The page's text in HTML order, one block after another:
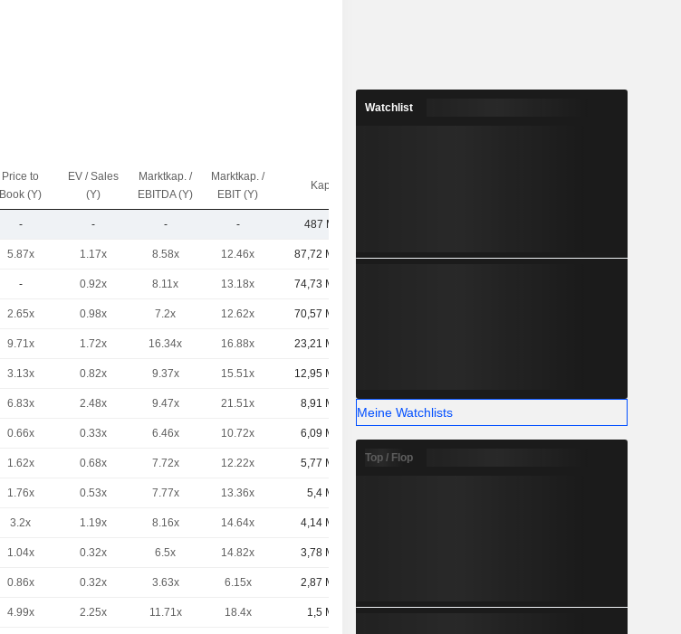
Price to
Book (Y)
EV / Sales
(Y)
Marktkap. /
EBITDA (Y)
Marktkap. /
EBIT (Y)
Kap.($)
- - - - 487 Mio.
5.87x 1.17x 8.58x 12.46x 87,72 Mrd.
- 0.92x 8.11x 13.18x 74,73 Mrd.
2.65x 0.98x 7.2x 12.62x 70,57 Mrd.
9.71x 1.72x 16.34x 16.88x 23,21 Mrd.
3.13x 0.82x 9.37x 15.51x 12,95 Mrd.
6.83x 2.48x 9.47x 21.51x 8,91 Mrd.
0.66x 0.33x 6.46x 10.72x 6,09 Mrd.
1.62x 0.68x 7.72x 12.22x 5,77 Mrd.
1.76x 0.53x 7.77x 13.36x 5,4 Mrd.
3.2x 1.19x 8.16x 14.64x 4,14 Mrd.
1.04x 0.32x 6.5x 14.82x 3,78 Mrd.
0.86x 0.32x 3.63x 6.15x 2,87 Mrd.
4.99x 2.25x 11.71x 18.4x 1,5 Mrd.
Watchlist
Meine Watchlists
Top / Flop